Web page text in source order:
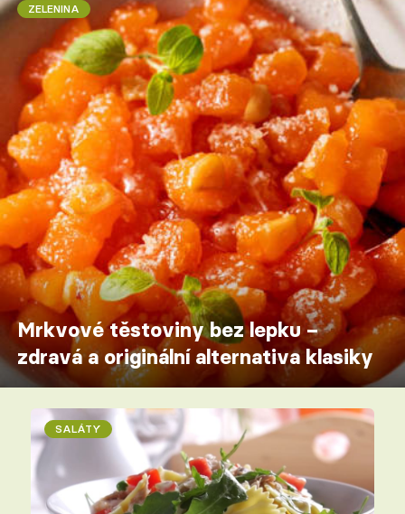
ZELENINA
Mrkvové těstoviny bez lepku –
zdravá a originální alternativa klasiky
SALÁTY